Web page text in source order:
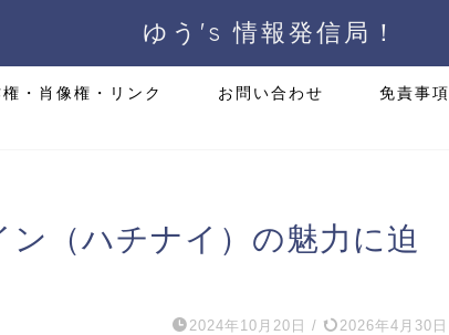
ゆう's 情報発信局！
・肖像権・リンク お問い合わせ 免責事項
（ハチナイ）の魅力に迫
2024年10月20日 / 2026年4月30日